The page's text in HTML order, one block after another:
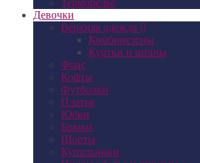
Термобельё
Девочки
Верхняя одежда
Комбинезоны
Куртки и штаны
Флис
Кофты
Футболки
Платья
Юбки
Брюки
Шорты
Купальники